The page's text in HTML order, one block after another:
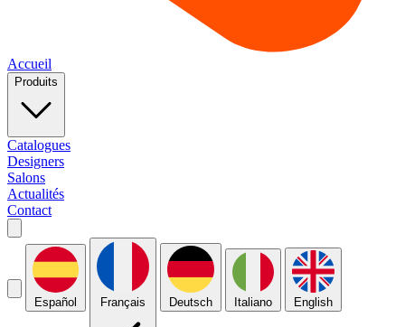
Accueil
Produits
Catalogues
Designers
Salons
Actualités
Contact
Español Français Deutsch Italiano English